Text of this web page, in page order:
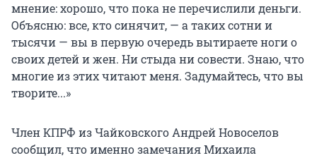
мнение: хорошо, что пока не перечислили деньги.
Объясню: все, кто синячит, — а таких сотни и
тысячи — вы в первую очередь вытираете ноги о
своих детей и жен. Ни стыда ни совести. Знаю, что
многие из этих читают меня. Задумайтесь, что вы
творите...»
Член КПРФ из Чайковского Андрей Новоселов
сообщил, что именно замечания Михаила